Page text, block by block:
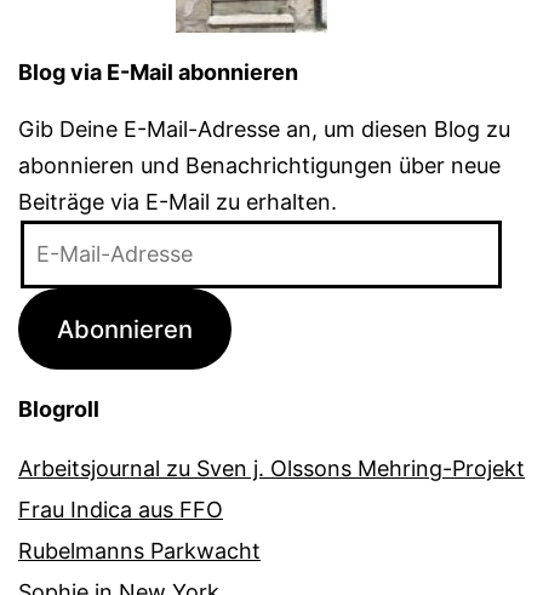
Blog via E-Mail abonnieren
Gib Deine E-Mail-Adresse an, um diesen Blog zu
abonnieren und Benachrichtigungen über neue
Beiträge via E-Mail zu erhalten.
Adresse
Abonnieren
Blogroll
Arbeitsjournal zu Sven j. Olssons Mehring-Projekt
Frau Indica aus FFO
Rubelmanns Parkwacht